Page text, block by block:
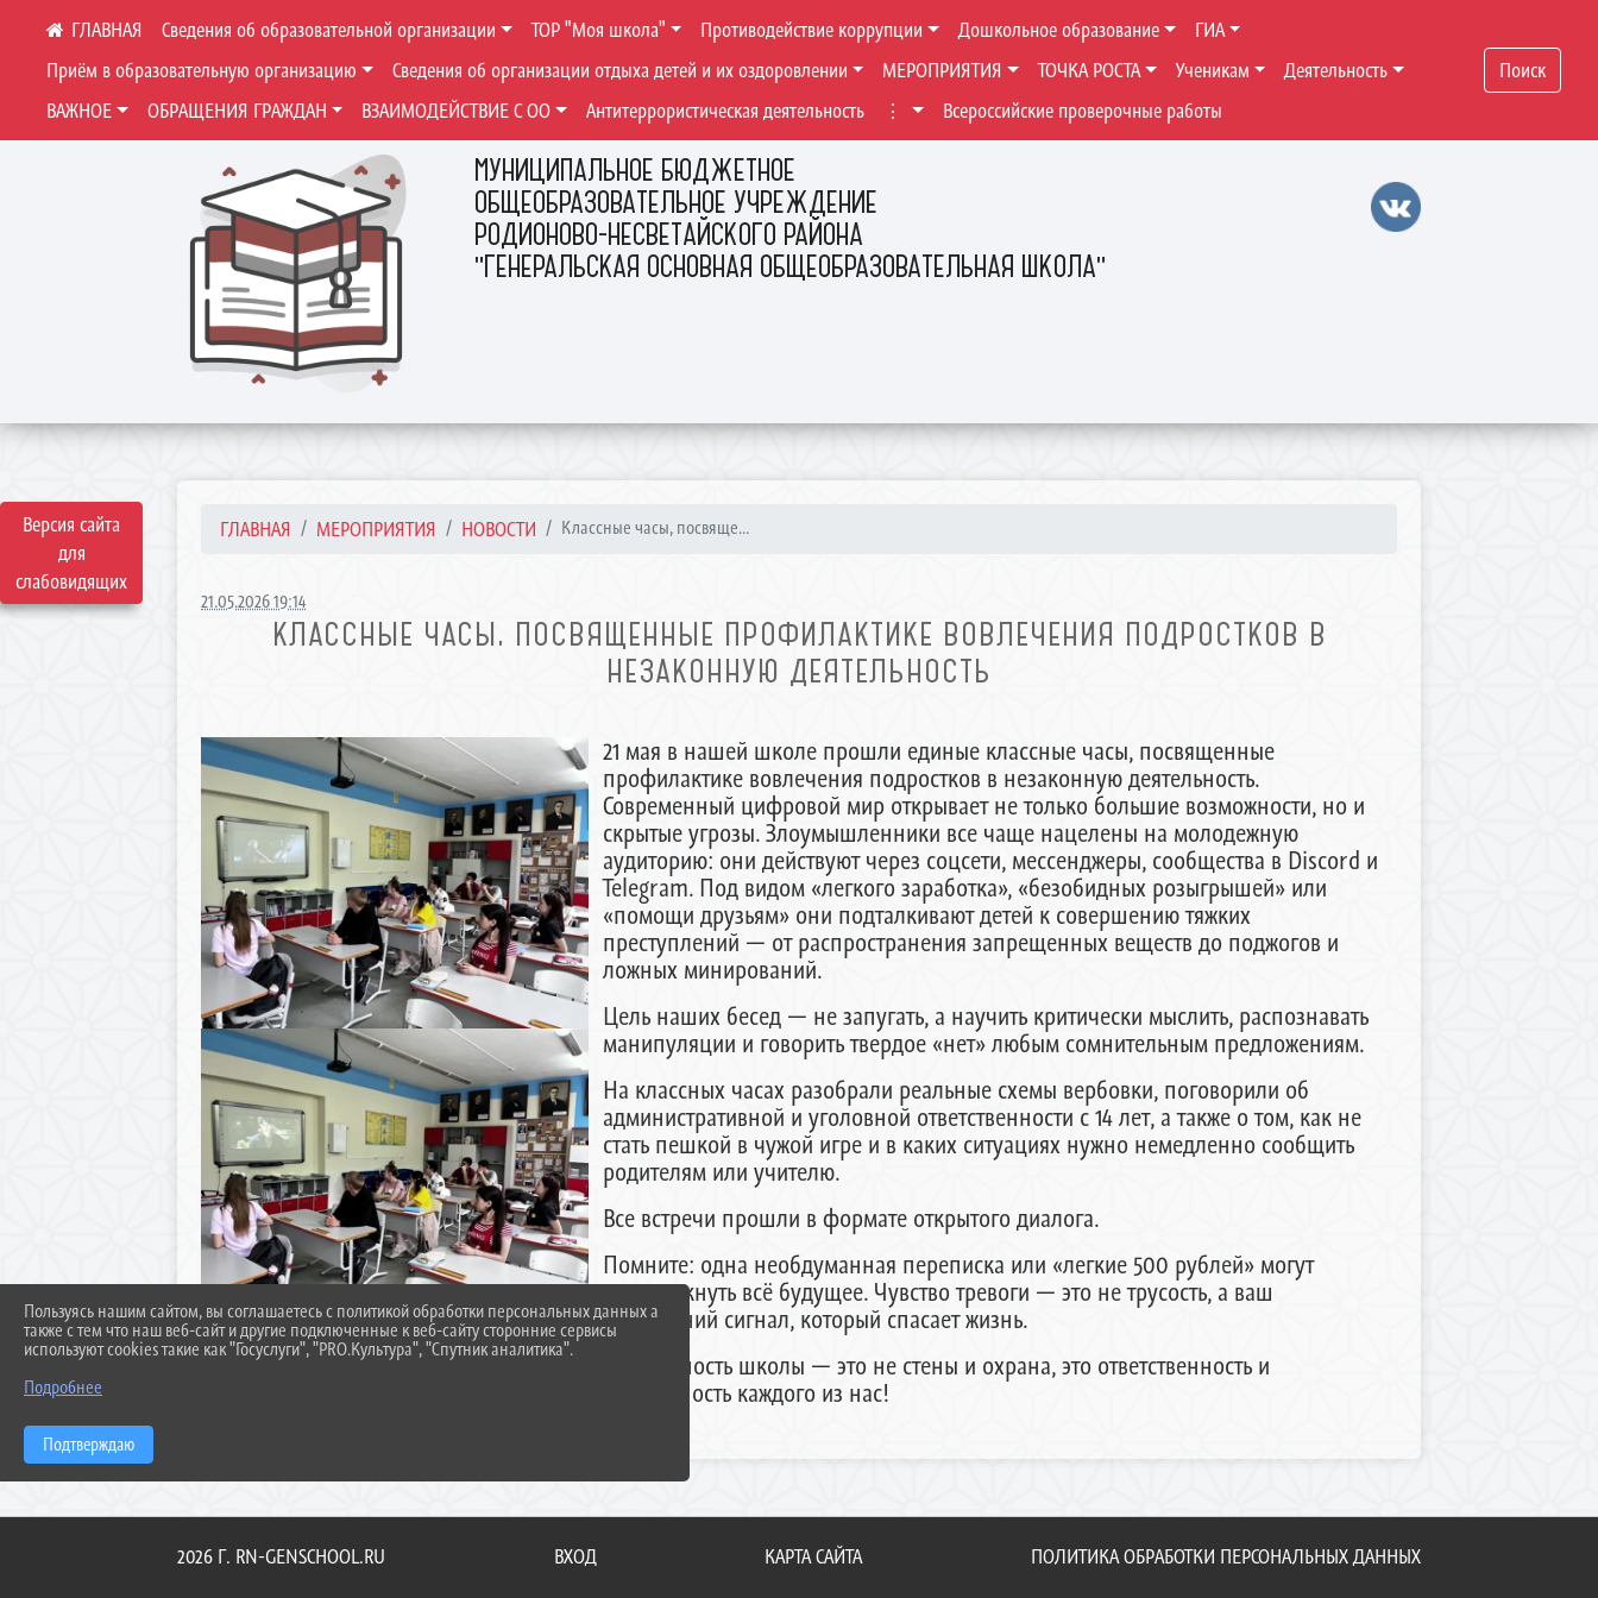
Версия сайта
для
слабовидящих
МУНИЦИПАЛЬНОЕ БЮДЖЕТНОЕ
ОБЩЕОБРАЗОВАТЕЛЬНОЕ УЧРЕЖДЕНИЕ
РОДИОНОВО-НЕСВЕТАЙСКОГО РАЙОНА
"ГЕНЕРАЛЬСКАЯ ОСНОВНАЯ ОБЩЕОБРАЗОВАТЕЛЬНАЯ ШКОЛА"
Сведения об образовательной организации ТОР "Моя школа" Противодействие коррупции Дошкольное образование
ГИА
Приём в образовательную организацию
Сведения об организации отдыха детей и их оздоровлении МЕРОПРИЯТИЯ ТОЧКА РОСТА Ученикам
Деятельность
ВАЖНОЕ
ОБРАЩЕНИЯ ГРАЖДАН ВЗАИМОДЕЙСТВИЕ С ОО Антитеррористическая деятельность ⋮ Всероссийские проверочные работы
Поиск
ГЛАВНАЯ МЕРОПРИЯТИЯ НОВОСТИ Классные часы, посвяще...
21.05.2026 19:14
КЛАССНЫЕ ЧАСЫ, ПОСВЯЩЕННЫЕ ПРОФИЛАКТИКЕ ВОВЛЕЧЕНИЯ ПОДРОСТКОВ В
НЕЗАКОННУЮ ДЕЯТЕЛЬНОСТЬ
21 мая в нашей школе прошли единые классные часы, посвященные
профилактике вовлечения подростков в незаконную деятельность.
Современный цифровой мир открывает не только большие возможности, но и
скрытые угрозы. Злоумышленники все чаще нацелены на молодежную
аудиторию: они действуют через соцсети, мессенджеры, сообщества в Discord и
Telegram. Под видом «легкого заработка», «безобидных розыгрышей» или
«помощи друзьям» они подталкивают детей к совершению тяжких
преступлений — от распространения запрещенных веществ до поджогов и
ложных минирований.
Цель наших бесед — не запугать, а научить критически мыслить, распознавать
манипуляции и говорить твердое «нет» любым сомнительным предложениям.
На классных часах разобрали реальные схемы вербовки, поговорили об
административной и уголовной ответственности с 14 лет, а также о том, как не
стать пешкой в чужой игре и в каких ситуациях нужно немедленно сообщить
родителям или учителю.
Все встречи прошли в формате открытого диалога.
Помните: одна необдуманная переписка или «легкие 500 рублей» могут
перечеркнуть всё будущее. Чувство тревоги — это не трусость, а ваш
внутренний сигнал, который спасает жизнь.
Безопасность школы — это не стены и охрана, это ответственность и
бдительность каждого из нас!
2026 Г. RN-GENSCHOOL.RU ВХОД КАРТА САЙТА
ПОЛИТИКА ОБРАБОТКИ ПЕРСОНАЛЬНЫХ ДАННЫХ
Пользуясь нашим сайтом, вы соглашаетесь с политикой обработки персональных данных а
также с тем что наш веб-сайт и другие подключенные к веб-сайту сторонние сервисы
используют cookies такие как "Госуслуги", "PRO.Культура", "Спутник аналитика".
Подробнее
Подтверждаю